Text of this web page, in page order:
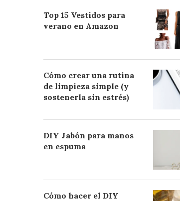
Top 15 Vestidos para
verano en Amazon
Cómo crear una rutina
de limpieza simple (y
sostenerla sin estrés)
DIY Jabón para manos
en espuma
Cómo hacer el DIY